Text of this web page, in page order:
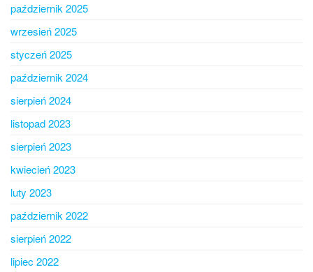
październik 2025
wrzesień 2025
styczeń 2025
październik 2024
sierpień 2024
listopad 2023
sierpień 2023
kwiecień 2023
luty 2023
październik 2022
sierpień 2022
lipiec 2022